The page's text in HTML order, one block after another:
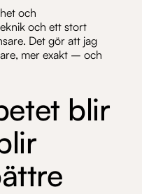
och
och ett stort
Det gör att jag
mer exakt – och
blir